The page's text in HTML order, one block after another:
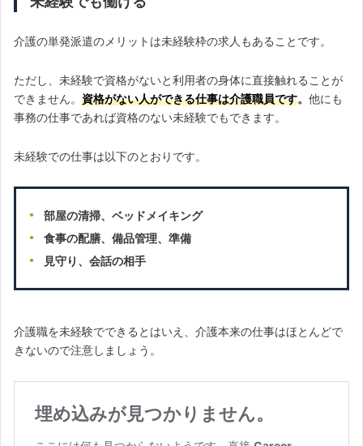
介護の単発派遣のメリットは未経験枠の求人もあることです。
ただし、未経験で資格がないと利用者の身体に直接触れることが
できません。 資格がない人ができる仕事は介護職員です。 他にも
事務の仕事であれば資格のない未経験でもできます。
未経験での仕事は以下のとおりです。
部屋の清掃、ベッドメイキング
食事の配膳、備品管理、準備
見守り、会話の相手
介護職を未経験でできるとはいえ、介護本来の仕事はほとんどで
きないので注意しましょう。